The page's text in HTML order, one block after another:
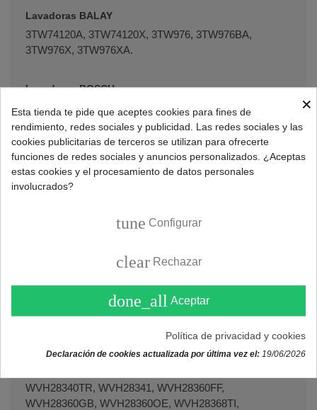
Lavadoras BALAY
3TW74120A, 3TW74120X, 3TW976, 3TW976BA,
3TW976X, 3TW976XA.
Lavadoras BOSCH
WDG244601W, WDG244681W, WDG244C01W,
WDG284601W, WDG284661W, WDG284681W,
WDG284691W, WDG284E01W, WDG284E91W,
WVG28420AU, WVG30421IT, WVG30422IT, WVG30430,
WVG30440TR, WVG30441EU, WVG30441ID,
WVG30441NL, WVG30441SN, WVG30442,
WVG30443, WVG30443SN, WVG30444SN,
WVG30460GC, WVG30460GR, WVG30460IN,
WVG30460TH, WVG30460TR, WVG30461FF,
WVG30462FF, WVG30462GB, WVG30462IR,
WVG30462SG, WVG30463OE, WVG3046SEG,
WVG3047SGB, WVG30490, WVG30493, WVH24360TI,
WVH24460EE, WVH24460EP, WVH24460TI,
WVH28340TR, WVH28341, WVH28360FF,
WVH28360GB, WVH28360OE, WVH28368TI,
×
Esta tienda te pide que aceptes cookies para fines de
rendimiento, redes sociales y publicidad. Las redes sociales y las
cookies publicitarias de terceros se utilizan para ofrecerte
funciones de redes sociales y anuncios personalizados. ¿Aceptas
estas cookies y el procesamiento de datos personales
involucrados?
tune Configurar
clear Rechazar
done_all Aceptar
Política de privacidad y cookies
Declaración de cookies actualizada por última vez el: 19/06/2026